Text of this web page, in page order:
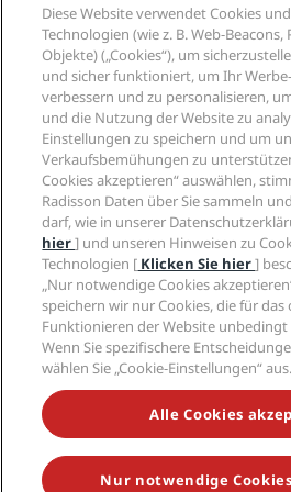
Neue und aufstrebende Hotels
Radisson Hotels APP
„Sports Approved“-Hotels
Familienfreundliche Hotels
Gesundheit & Sicherheit
Radisson Hotel Group
Medien
Karriere RHG
Karriere PPHE
Karrieren EHL
The Club by RHG
Entwicklungsmöglichkeiten
Responsible Business – Unser
Einkauf
Rechtliches
Privacy Centre
Rechtliche Hinweise
Radisson Rewards
Website-Nutzungsvereinbarung
Digitale Barrierefreiheit
Moderne Sklaverei – Erklärung
Hilfe
Verbrauchermeldungen
Kontakt
FAQ
Inhaltsübersicht
Soziale Medien
Marken von Radisson Hotels
VERPASSEN SIE NIEMALS
ANGEBOTE
Diese Website verwendet Cookies
Technologien (wie z. B. Web-Beacons,
Objekte) („Cookies“), um
und sicher funktioniert, um Ihr
verbessern und zu personalisieren,
und die Nutzung der Website zu
Einstellungen zu speichern und um
Verkaufsbemühungen zu
Cookies akzeptieren“ auswählen,
Radisson Daten über Sie sammeln
darf, wie in unserer
hier] und unseren Hinweisen zu
Technologien [ Klicken Sie hier]
„Nur notwendige Cookies
speichern wir nur Cookies, die für
Funktionieren der Website
Wenn Sie spezifischere
wählen Sie „Cookie-Einstellungen“ aus.
Alle Cookies
Nur notwendige